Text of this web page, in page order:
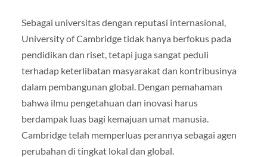
Sebagai universitas dengan reputasi internasional,
University of Cambridge tidak hanya berfokus pada
pendidikan dan riset, tetapi juga sangat peduli
terhadap keterlibatan masyarakat dan kontribusinya
dalam pembangunan global. Dengan pemahaman
bahwa ilmu pengetahuan dan inovasi harus
berdampak luas bagi kemajuan umat manusia.
Cambridge telah memperluas perannya sebagai agen
perubahan di tingkat lokal dan global.